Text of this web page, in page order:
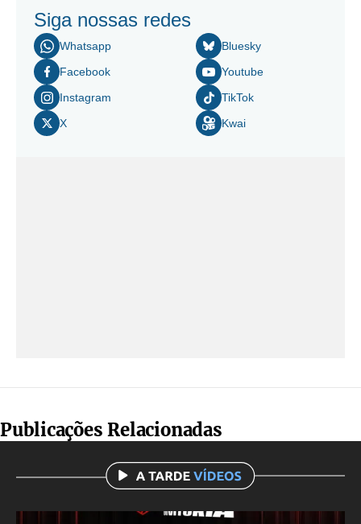
Siga nossas redes
Whatsapp
Facebook
Instagram
X
Bluesky
Youtube
TikTok
Kwai
Publicações Relacionadas